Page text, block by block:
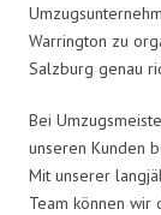
Warrington zu
Salzburg genau
Bei
unseren Kunden
Mit unserer
Team können wir